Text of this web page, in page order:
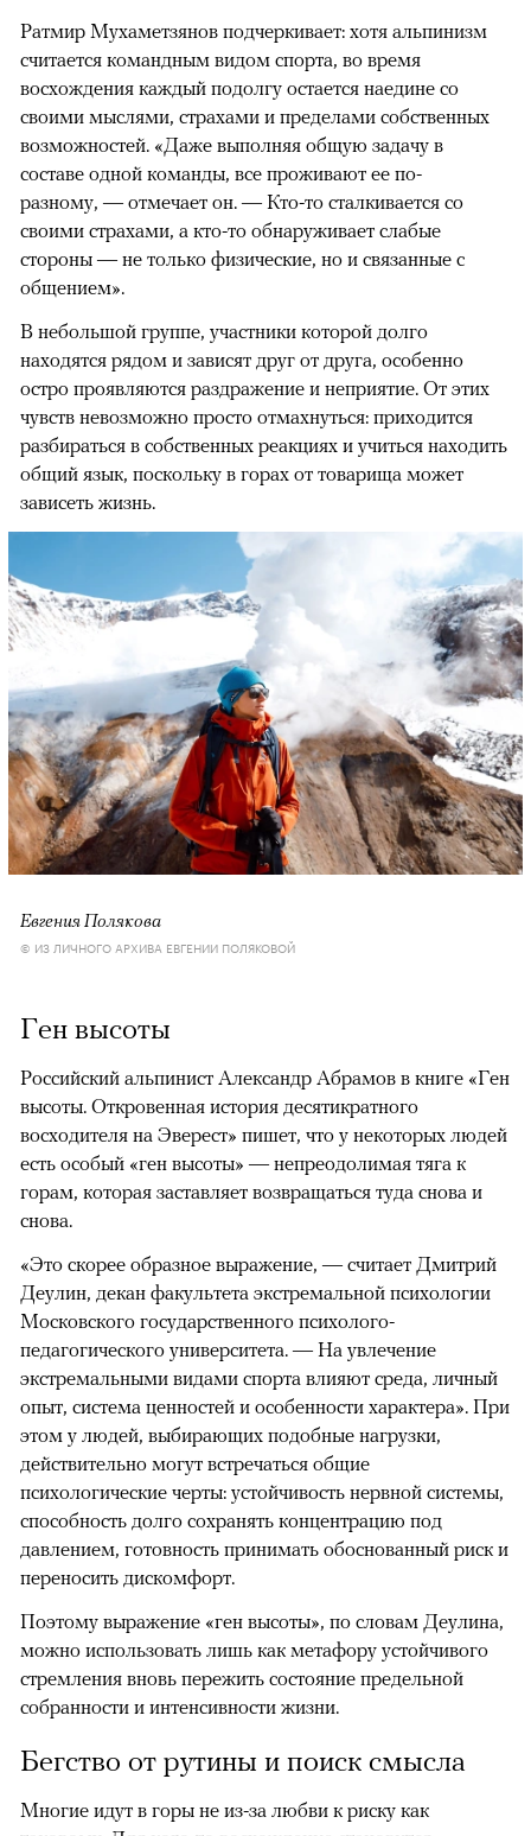
Ратмир Мухаметзянов подчеркивает: хотя альпинизм
считается командным видом спорта, во время
восхождения каждый подолгу остается наедине со
своими мыслями, страхами и пределами собственных
возможностей. «Даже выполняя общую задачу в
составе одной команды, все проживают ее по-
разному, — отмечает он. — Кто-то сталкивается со
своими страхами, а кто-то обнаруживает слабые
стороны — не только физические, но и связанные с
общением».
В небольшой группе, участники которой долго
находятся рядом и зависят друг от друга, особенно
остро проявляются раздражение и неприятие. От этих
чувств невозможно просто отмахнуться: приходится
разбираться в собственных реакциях и учиться находить
общий язык, поскольку в горах от товарища может
зависеть жизнь.
Евгения Полякова
© ИЗ ЛИЧНОГО АРХИВА ЕВГЕНИИ ПОЛЯКОВОЙ
Ген высоты
Российский альпинист Александр Абрамов в книге «Ген
высоты. Откровенная история десятикратного
восходителя на Эверест» пишет, что у некоторых людей
есть особый «ген высоты» — непреодолимая тяга к
горам, которая заставляет возвращаться туда снова и
снова.
«Это скорее образное выражение, — считает Дмитрий
Деулин, декан факультета экстремальной психологии
Московского государственного психолого-
педагогического университета. — На увлечение
экстремальными видами спорта влияют среда, личный
опыт, система ценностей и особенности характера». При
этом у людей, выбирающих подобные нагрузки,
действительно могут встречаться общие
психологические черты: устойчивость нервной системы,
способность долго сохранять концентрацию под
давлением, готовность принимать обоснованный риск и
переносить дискомфорт.
Поэтому выражение «ген высоты», по словам Деулина,
можно использовать лишь как метафору устойчивого
стремления вновь пережить состояние предельной
собранности и интенсивности жизни.
Бегство от рутины и поиск смысла
Многие идут в горы не из-за любви к риску как